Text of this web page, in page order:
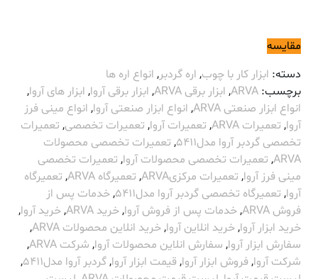
مقایسه
دسته: ابزار کار با چوب, اره گردبر, انواع اره ها
برچسب: ARVA
, ابزار برقی ARVA , ابزار برقی آروا, ابزار های آروا,
انواع ابزار صنعتی ARVA
, انواع ابزار صنعتی آروا, انواع مینی فرز
آروا, تعمیرات ARVA , تعمیرات آروا, تعمیرات تخصصی, تعمیرات
تخصصی گردبر آروا مدل5411
, تعمیرات تخصصی محصولات
ARVA
, تعمیرات تخصصی محصولات آروا, تعمیرات تخصصی
مینی فرز آروا, تعمیرات مرکزیARVA , تعمیرگاه ARVA , تعمیرگاه
آروا, تعمیرگاه تخصصی گردبر آروا مدل5411 ,خدمات پس از
فروش ARVA
,خدمات پس از فروش آروا,خرید ARVA ,خرید آروا,
خرید ابزار آروا,خرید انلاین آروا,خرید انلاین محصولات ARVA
,
سفارش ابزار آروا, سفارش انلاین محصولات آروا, شرکت ARVA
,
شرکت آروا, فروش ابزار آروا, قیمت ابزار آروا,گردبر آروا مدل5411
,